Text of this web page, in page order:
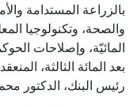
بالزراعة المستدامة
والصحة، وتكنولوجيا
المائيّة، وإصلاحات
رئيس البنك، الدكتور